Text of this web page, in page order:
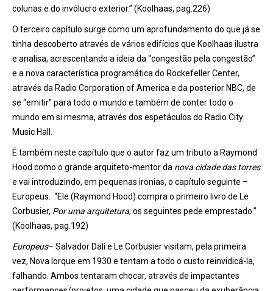
colunas e do invólucro exterior.” (Koolhaas, pag.226)
O terceiro capítulo surge como um aprofundamento do que já se
tinha descoberto através de vários edifícios que Koolhaas ilustra
e analisa, acrescentando a ideia da “congestão pela congestão”
e a nova característica programática do Rockefeller Center,
através da Radio Corporation of America e da posterior NBC, de
se “emitir” para todo o mundo e também de conter todo o
mundo em si mesma, através dos espetáculos do Radio City
Music Hall.
É também neste capítulo que o autor faz um tributo a Raymond
Hood como o grande arquiteto-mentor da nova cidade das torres
e vai introduzindo, em pequenas ironias, o capítulo seguinte –
Europeus. “Ele (Raymond Hood) compra o primeiro livro de Le
Corbusier, Por uma arquitetura; os seguintes pede emprestado.”
(Koolhaas, pag.192)
Europeus– Salvador Dalí e Le Corbusier visitam, pela primeira
vez, Nova Iorque em 1930 e tentam a todo o custo reinvidicá-la,
falhando. Ambos tentaram chocar, através de impactantes